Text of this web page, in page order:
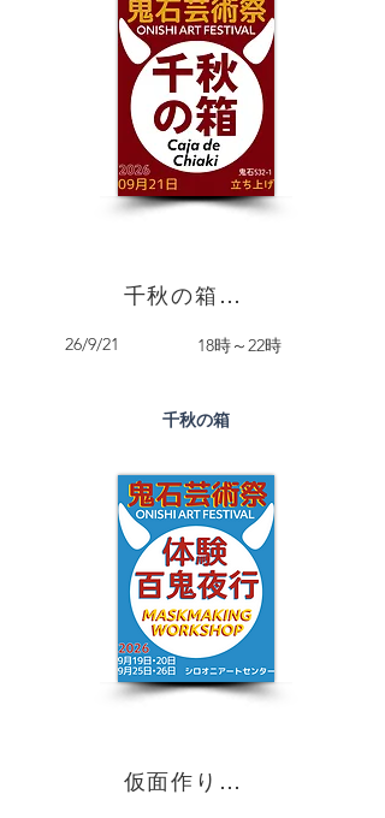
千秋の箱／コミュニティ
26/9/21 18時～22時
千秋の箱
仮面作り講座